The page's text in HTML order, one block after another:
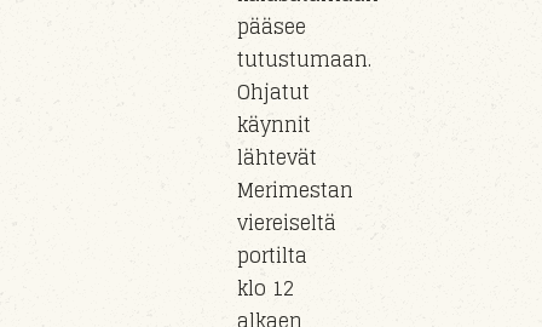
pääsee
tutustumaan.
Ohjatut
käynnit
lähtevät
Merimestan
viereiseltä
portilta
klo 12